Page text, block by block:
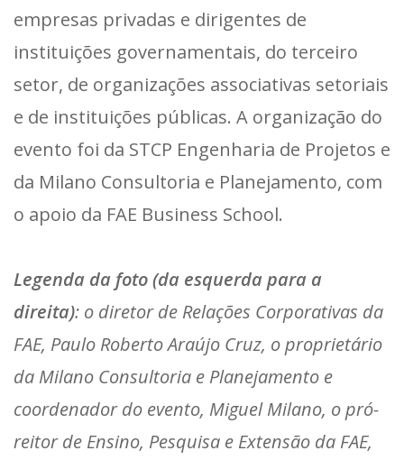
empresas privadas e dirigentes de
instituições governamentais, do terceiro
setor, de organizações associativas setoriais
e de instituições públicas. A organização do
evento foi da STCP Engenharia de Projetos e
da Milano Consultoria e Planejamento, com
o apoio da FAE Business School.
Legenda da foto (da esquerda para a
direita): o diretor de Relações Corporativas da
FAE, Paulo Roberto Araújo Cruz, o proprietário
da Milano Consultoria e Planejamento e
coordenador do evento, Miguel Milano, o pró-
reitor de Ensino, Pesquisa e Extensão da FAE,